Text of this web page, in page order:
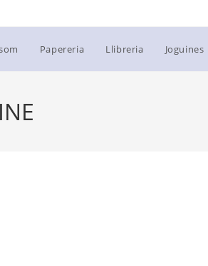
Papereria Llibreria Joguines